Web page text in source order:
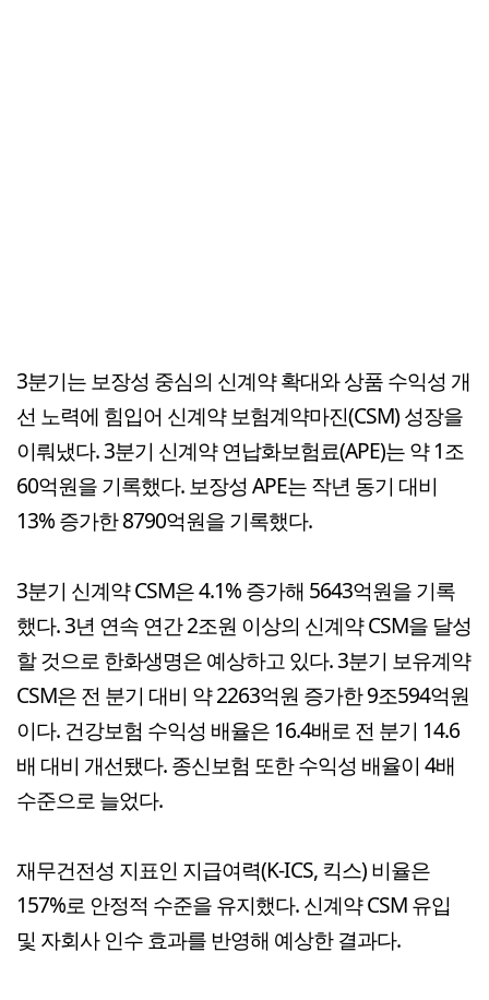
3분기는 보장성 중심의 신계약 확대와 상품 수익성 개
선 노력에 힘입어 신계약 보험계약마진(CSM) 성장을
이뤄냈다. 3분기 신계약 연납화보험료(APE)는 약 1조
60억원을 기록했다. 보장성 APE는 작년 동기 대비
13% 증가한 8790억원을 기록했다.
3분기 신계약 CSM은 4.1% 증가해 5643억원을 기록
했다. 3년 연속 연간 2조원 이상의 신계약 CSM을 달성
할 것으로 한화생명은 예상하고 있다. 3분기 보유계약
CSM은 전 분기 대비 약 2263억원 증가한 9조594억원
이다. 건강보험 수익성 배율은 16.4배로 전 분기 14.6
배 대비 개선됐다. 종신보험 또한 수익성 배율이 4배
수준으로 늘었다.
재무건전성 지표인 지급여력(K-ICS, 킥스) 비율은
157%로 안정적 수준을 유지했다. 신계약 CSM 유입
및 자회사 인수 효과를 반영해 예상한 결과다.